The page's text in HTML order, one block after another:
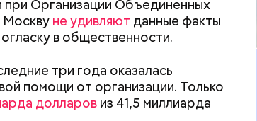
при Организации Объединенных
Москву не удивляют данные факты
в общественности.
три года оказалась
помощи от организации. Только
долларовиз 41,5 миллиарда
стаи на человека в
Следовательно, нужно
и
Как получить до 100 тысяч
рублей от государства при
трудной ситуации: кто может